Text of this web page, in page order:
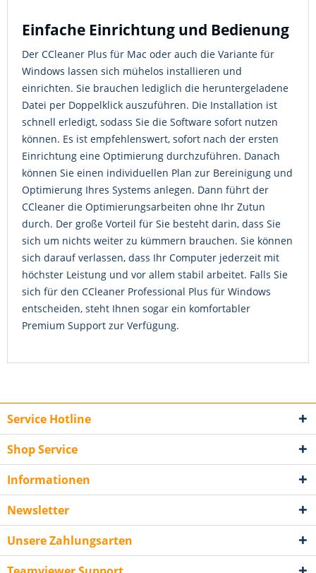
Einfache Einrichtung und Bedienung
Der CCleaner Plus für Mac oder auch die Variante für
Windows lassen sich mühelos installieren und
einrichten. Sie brauchen lediglich die heruntergeladene
Datei per Doppelklick auszuführen. Die Installation ist
schnell erledigt, sodass Sie die Software sofort nutzen
können. Es ist empfehlenswert, sofort nach der ersten
Einrichtung eine Optimierung durchzuführen. Danach
können Sie einen individuellen Plan zur Bereinigung und
Optimierung Ihres Systems anlegen. Dann führt der
CCleaner die Optimierungsarbeiten ohne Ihr Zutun
durch. Der große Vorteil für Sie besteht darin, dass Sie
sich um nichts weiter zu kümmern brauchen. Sie können
sich darauf verlassen, dass Ihr Computer jederzeit mit
höchster Leistung und vor allem stabil arbeitet. Falls Sie
sich für den CCleaner Professional Plus für Windows
entscheiden, steht Ihnen sogar ein komfortabler
Premium Support zur Verfügung.
Service Hotline
Shop Service
Informationen
Newsletter
Unsere Zahlungsarten